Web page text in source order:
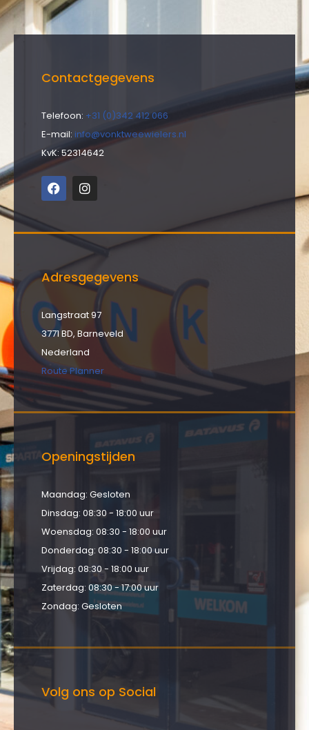
Contactgegevens
Telefoon: +31 (0)342 412 066
E-mail: info@vonktweewielers.nl
KvK: 52314642
Adresgegevens
Langstraat 97
3771 BD, Barneveld
Nederland
Route Planner
Openingstijden
Maandag: Gesloten
Dinsdag: 08:30 - 18:00 uur
Woensdag: 08:30 - 18:00 uur
Donderdag: 08:30 - 18:00 uur
Vrijdag: 08:30 - 18:00 uur
Zaterdag: 08:30 - 17:00 uur
Zondag: Gesloten
Volg ons op Social